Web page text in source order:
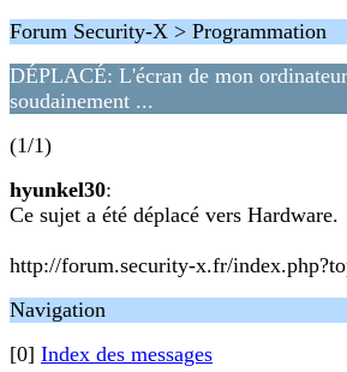
Forum Security-X > Programmation
DÉPLACÉ: L'écran de mon
soudainement ...
(1/1)
hyunkel30:
Ce sujet a été déplacé vers Hardware.
http://forum.security-x.fr/
Navigation
[0] Index des messages